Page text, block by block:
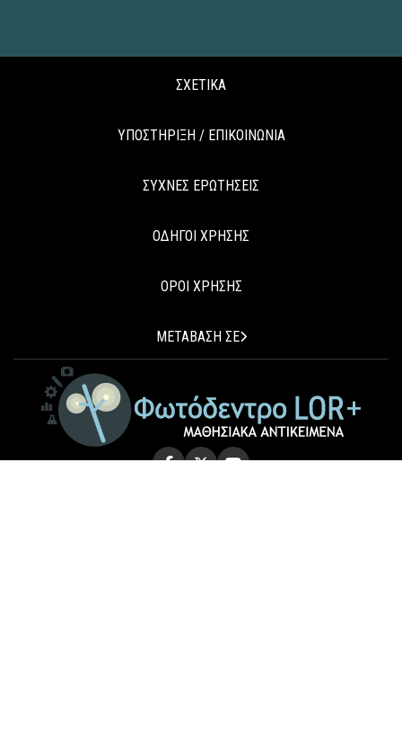
ΣΧΕΤΙΚΑ
ΥΠΟΣΤΗΡΙΞΗ / ΕΠΙΚΟΙΝΩΝΙΑ
ΣΥΧΝΕΣ ΕΡΩΤΗΣΕΙΣ
ΟΔΗΓΟΙ ΧΡΗΣΗΣ
ΟΡΟΙ ΧΡΗΣΗΣ
ΜΕΤΑΒΑΣΗ ΣΕ